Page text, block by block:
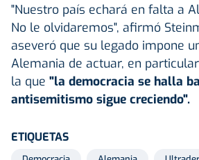
"Nuestro país echará en falta a
No le olvidaremos", afirmó
aseveró que su legado impone
Alemania de actuar, en
la que "la democracia se halla
antisemitismo sigue creciendo".
ETIQUETAS